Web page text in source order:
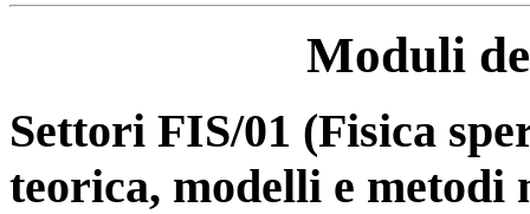
Moduli
Settori FIS/01 (Fisica
teorica, modelli e metodi